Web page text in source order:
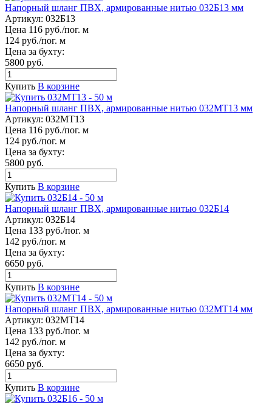
Напорный шланг ПВХ, армированные нитью 032Б13 мм
Артикул: 032Б13
Цена 116 руб./пог. м
124 руб./пог. м
Цена за бухту:
5800 руб.
Купить В корзине
Напорный шланг ПВХ, армированные нитью 032МТ13 мм
Артикул: 032МТ13
Цена 116 руб./пог. м
124 руб./пог. м
Цена за бухту:
5800 руб.
Купить В корзине
Напорный шланг ПВХ, армированные нитью 032Б14
Артикул: 032Б14
Цена 133 руб./пог. м
142 руб./пог. м
Цена за бухту:
6650 руб.
Купить В корзине
Напорный шланг ПВХ, армированные нитью 032МТ14 мм
Артикул: 032МТ14
Цена 133 руб./пог. м
142 руб./пог. м
Цена за бухту:
6650 руб.
Купить В корзине